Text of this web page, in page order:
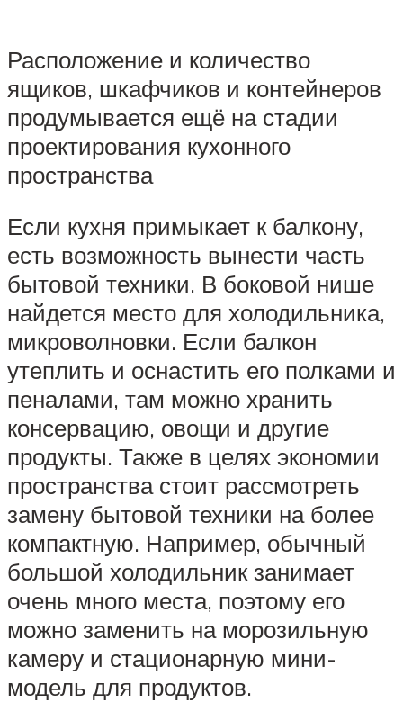
Расположение и количество
ящиков, шкафчиков и контейнеров
продумывается ещё на стадии
проектирования кухонного
пространства
Если кухня примыкает к балкону,
есть возможность вынести часть
бытовой техники. В боковой нише
найдется место для холодильника,
микроволновки. Если балкон
утеплить и оснастить его полками и
пеналами, там можно хранить
консервацию, овощи и другие
продукты. Также в целях экономии
пространства стоит рассмотреть
замену бытовой техники на более
компактную. Например, обычный
большой холодильник занимает
очень много места, поэтому его
можно заменить на морозильную
камеру и стационарную мини-
модель для продуктов.